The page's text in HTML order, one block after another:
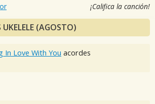
¡Califica la canción!
(AGOSTO)
In Love With You acordes